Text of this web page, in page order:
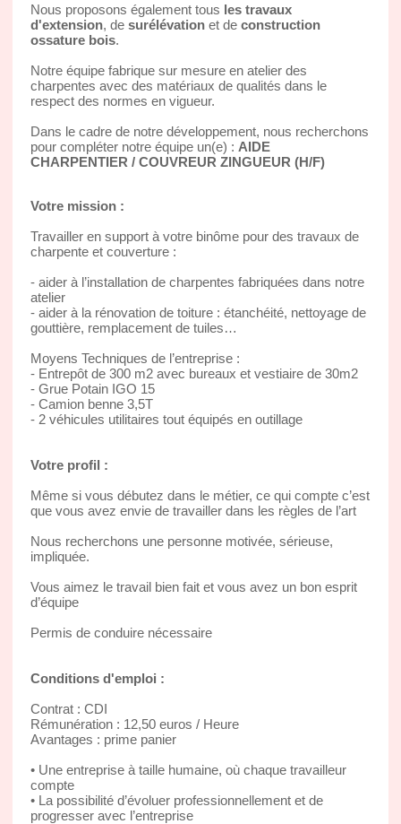
Nous proposons également tous les travaux
d'extension, de surélévationet de construction
ossature bois.
Notre équipe fabrique sur mesure en atelier des
charpentes avec des matériaux de qualités dans le
respect des normes en vigueur.
Dans le cadre de notre développement, nous recherchons
pour compléter notre équipe un(e) : AIDE
CHARPENTIER / COUVREUR ZINGUEUR (H/F)
Votre mission :
Travailler en support à votre binôme pour des travaux de
charpente et couverture :
- aider à l’installation de charpentes fabriquées dans notre
atelier
- aider à la rénovation de toiture : étanchéité, nettoyage de
gouttière, remplacement de tuiles…
Moyens Techniques de l’entreprise :
- Entrepôt de 300 m2 avec bureaux et vestiaire de 30m2
- Grue Potain IGO 15
- Camion benne 3,5T
- 2 véhicules utilitaires tout équipés en outillage
Votre profil :
Même si vous débutez dans le métier, ce qui compte c’est
que vous avez envie de travailler dans les règles de l’art
Nous recherchons une personne motivée, sérieuse,
impliquée.
Vous aimez le travail bien fait et vous avez un bon esprit
d’équipe
Permis de conduire nécessaire
Conditions d'emploi :
Contrat : CDI
Rémunération : 12,50 euros / Heure
Avantages : prime panier
• Une entreprise à taille humaine, où chaque travailleur
compte
• La possibilité d’évoluer professionnellement et de
progresser avec l’entreprise